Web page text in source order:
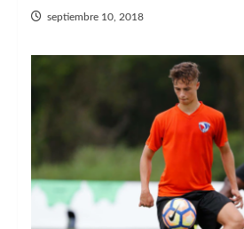
septiembre 10, 2018